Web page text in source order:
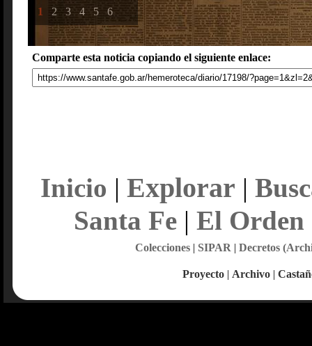
1 2 3 4 5 6
Comparte esta noticia copiando el siguiente enlace:
Inicio | Explorar |
Santa Fe| El Orden
Colecciones| SIPAR | Decretos
Proyecto | Archivo |